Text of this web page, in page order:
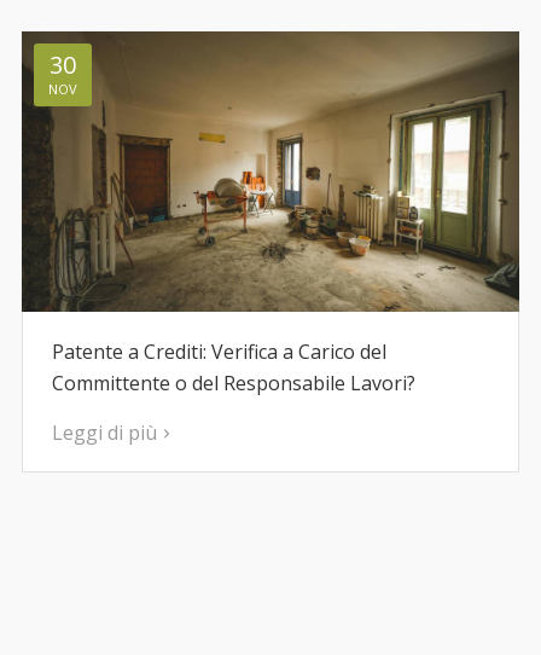
30
NOV
Patente a Crediti: Verifica a Carico del
Committente o del Responsabile Lavori?
Leggi di più